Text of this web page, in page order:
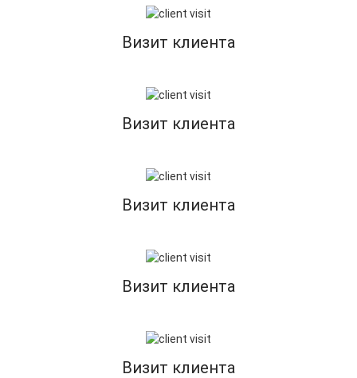
Визит клиента
Визит клиента
Визит клиента
Визит клиента
Визит клиента